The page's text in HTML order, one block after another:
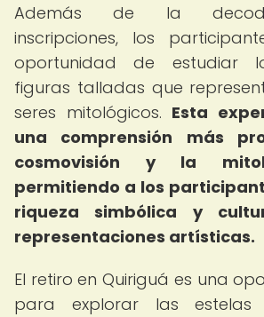
Además de la
inscripciones, los
oportunidad de estudiar
figuras talladas que
seres mitológicos. Esta
una comprensión más
cosmovisión y la
permitiendo a los
riqueza simbólica y
representaciones artísticas.
El retiro en Quiriguá es una
para explorar las estelas